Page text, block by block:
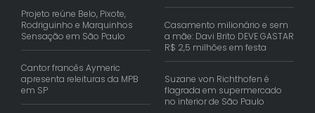
Projeto reúne Belo, Pixote,
Rodriguinho e Marquinhos
Sensação em São Paulo
Cantor francês Aymeric
apresenta releituras da MPB
em SP
Casamento milionário e sem
a mãe: Davi Brito DEVE GASTAR
R$ 2,5 milhões em festa
Suzane von Richthofen é
flagrada em supermercado
no interior de São Paulo